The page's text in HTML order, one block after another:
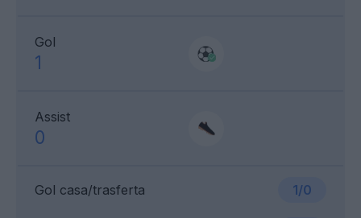
Gol
1
Assist
0
Gol casa/trasferta 1/0